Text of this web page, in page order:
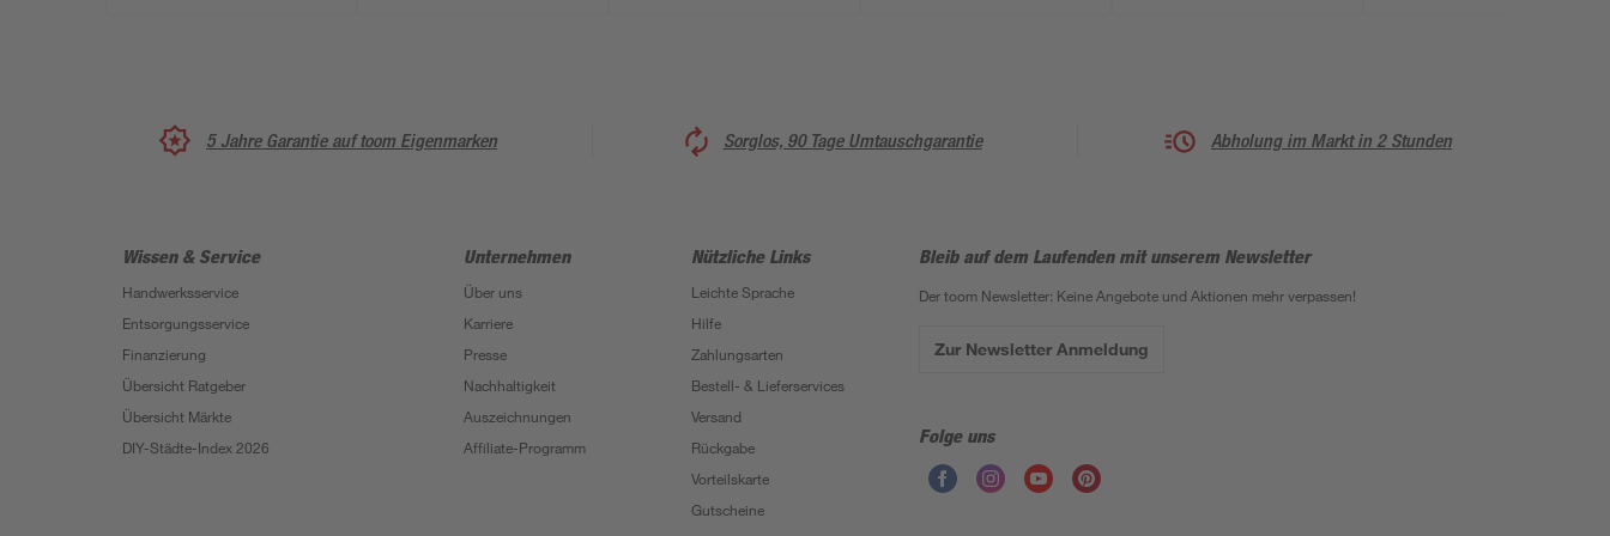
5 Jahre Garantie auf toom Eigenmarken Sorglos, 90 Tage Umtauschgarantie Abholung im Markt in 2 Stunden
Wissen & Service
Handwerksservice
Entsorgungsservice
Finanzierung
Übersicht Ratgeber
Übersicht Märkte
DIY-Städte-Index 2026
Unternehmen
Über uns
Karriere
Presse
Nachhaltigkeit
Auszeichnungen
Affiliate-Programm
Nützliche Links
Leichte Sprache
Hilfe
Zahlungsarten
Bestell- & Lieferservices
Versand
Rückgabe
Vorteilskarte
Gutscheine
Bleib auf dem Laufenden mit unserem Newsletter
Der toom Newsletter: Keine Angebote und Aktionen mehr verpassen!
Zur Newsletter Anmeldung
Folge uns